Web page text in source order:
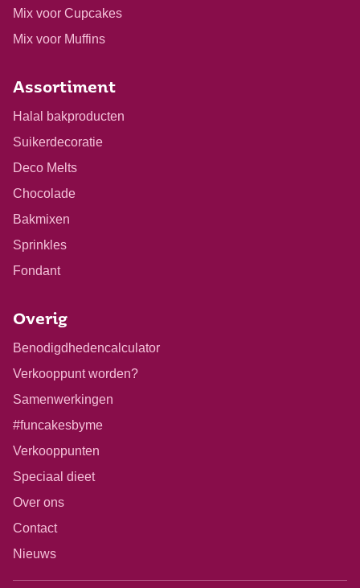
Mix voor Cupcakes
Mix voor Muffins
Assortiment
Halal bakproducten
Suikerdecoratie
Deco Melts
Chocolade
Bakmixen
Sprinkles
Fondant
Overig
Benodigdhedencalculator
Verkooppunt worden?
Samenwerkingen
#funcakesbyme
Verkooppunten
Speciaal dieet
Over ons
Contact
Nieuws